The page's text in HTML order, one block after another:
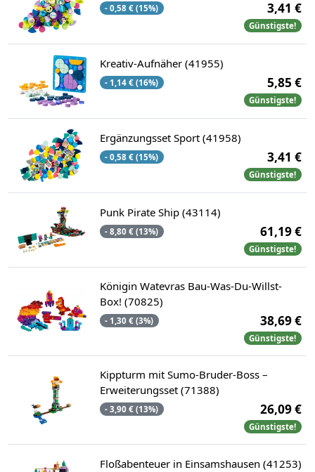
- 0,58 € (15%) 3,41 €
Günstigste!
Kreativ-Aufnäher (41955)
- 1,14 € (16%) 5,85 €
Günstigste!
Ergänzungsset Sport (41958)
- 0,58 € (15%) 3,41 €
Günstigste!
Punk Pirate Ship (43114)
- 8,80 € (13%) 61,19 €
Günstigste!
Königin Watevras Bau-Was-Du-Willst-
Box! (70825)
- 1,30 € (3%) 38,69 €
Günstigste!
Kippturm mit Sumo-Bruder-Boss –
Erweiterungsset (71388)
- 3,90 € (13%) 26,09 €
Günstigste!
Floßabenteuer in Einsamshausen (41253)